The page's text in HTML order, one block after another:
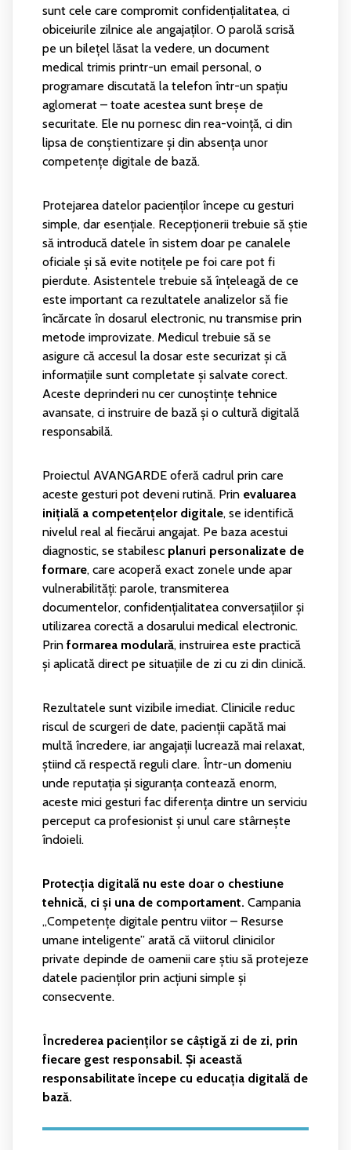
sunt cele care compromit confidențialitatea, ci
obiceiurile zilnice ale angajaților. O parolă scrisă
pe un bilețel lăsat la vedere, un document
medical trimis printr-un email personal, o
programare discutată la telefon într-un spațiu
aglomerat – toate acestea sunt breșe de
securitate. Ele nu pornesc din rea-voință, ci din
lipsa de conștientizare și din absența unor
competențe digitale de bază.
Protejarea datelor pacienților începe cu gesturi
simple, dar esențiale. Recepționerii trebuie să știe
să introducă datele în sistem doar pe canalele
oficiale și să evite notițele pe foi care pot fi
pierdute. Asistentele trebuie să înțeleagă de ce
este important ca rezultatele analizelor să fie
încărcate în dosarul electronic, nu transmise prin
metode improvizate. Medicul trebuie să se
asigure că accesul la dosar este securizat și că
informațiile sunt completate și salvate corect.
Aceste deprinderi nu cer cunoștințe tehnice
avansate, ci instruire de bază și o cultură digitală
responsabilă.
Proiectul AVANGARDE oferă cadrul prin care
aceste gesturi pot deveni rutină. Prin evaluarea
inițială a competențelor digitale, se identifică
nivelul real al fiecărui angajat. Pe baza acestui
diagnostic, se stabilesc planuri personalizate de
formare, care acoperă exact zonele unde apar
vulnerabilități: parole, transmiterea
documentelor, confidențialitatea conversațiilor și
utilizarea corectă a dosarului medical electronic.
Prin formarea modulară, instruirea este practică
și aplicată direct pe situațiile de zi cu zi din clinică.
Rezultatele sunt vizibile imediat. Clinicile reduc
riscul de scurgeri de date, pacienții capătă mai
multă încredere, iar angajații lucrează mai relaxat,
știind că respectă reguli clare. Într-un domeniu
unde reputația și siguranța contează enorm,
aceste mici gesturi fac diferența dintre un serviciu
perceput ca profesionist și unul care stârnește
îndoieli.
Protecția digitală nu este doar o chestiune
tehnică, ci și una de comportament. Campania
„Competențe digitale pentru viitor – Resurse
umane inteligente” arată că viitorul clinicilor
private depinde de oamenii care știu să protejeze
datele pacienților prin acțiuni simple și
consecvente.
Încrederea pacienților se câștigă zi de zi, prin
fiecare gest responsabil. Și această
responsabilitate începe cu educația digitală de
bază.